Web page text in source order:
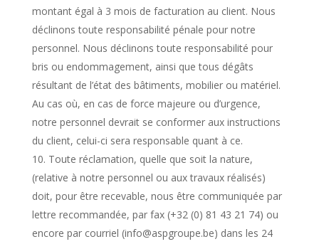
montant égal à 3 mois de facturation au client. Nous
déclinons toute responsabilité pénale pour notre
personnel. Nous déclinons toute responsabilité pour
bris ou endommagement, ainsi que tous dégâts
résultant de l’état des bâtiments, mobilier ou matériel.
Au cas où, en cas de force majeure ou d’urgence,
notre personnel devrait se conformer aux instructions
du client, celui-ci sera responsable quant à ce.
Toute réclamation, quelle que soit la nature,
(relative à notre personnel ou aux travaux réalisés)
doit, pour être recevable, nous être communiquée par
lettre recommandée, par fax (+32 (0) 81 43 21 74) ou
encore par courriel (info@aspgroupe.be) dans les 24